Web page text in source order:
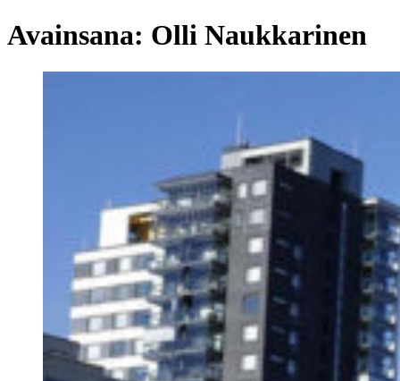
Avainsana: Olli Naukkarinen